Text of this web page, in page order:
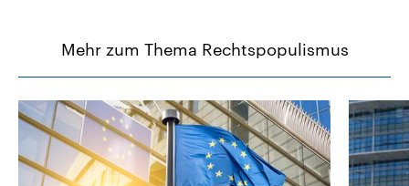
Mehr zum Thema Rechtspopulismus